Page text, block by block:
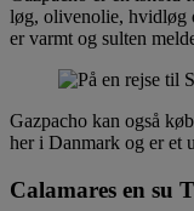
løg, olivenolie, hvidløg
er varmt og sulten
Gazpacho kan også
her i Danmark og er et
Calamares en su